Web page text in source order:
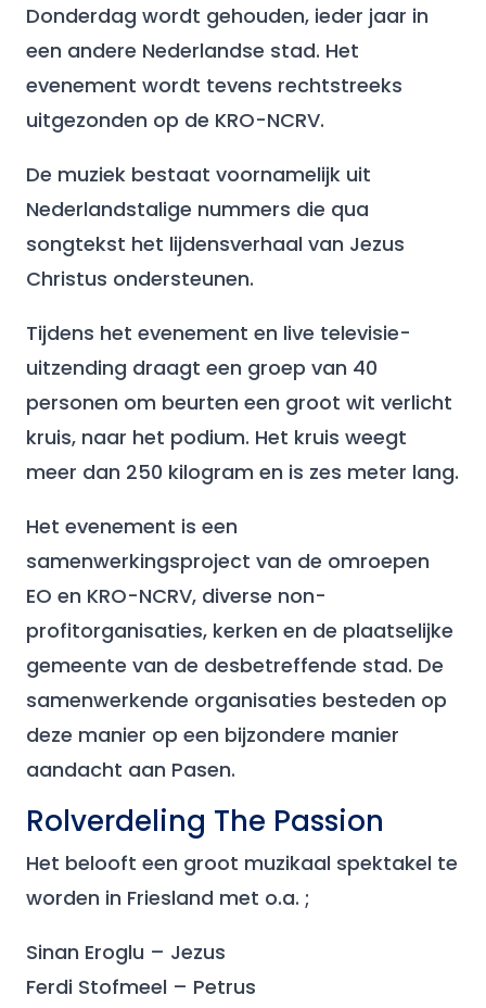
Donderdag wordt gehouden, ieder jaar in
een andere Nederlandse stad. Het
evenement wordt tevens rechtstreeks
uitgezonden op de KRO-NCRV.
De muziek bestaat voornamelijk uit
Nederlandstalige nummers die qua
songtekst het lijdensverhaal van Jezus
Christus ondersteunen.
Tijdens het evenement en live televisie-
uitzending draagt een groep van 40
personen om beurten een groot wit verlicht
kruis, naar het podium. Het kruis weegt
meer dan 250 kilogram en is zes meter lang.
Het evenement is een
samenwerkingsproject van de omroepen
EO en KRO-NCRV, diverse non-
profitorganisaties, kerken en de plaatselijke
gemeente van de desbetreffende stad. De
samenwerkende organisaties besteden op
deze manier op een bijzondere manier
aandacht aan Pasen.
Rolverdeling The Passion
Het belooft een groot muzikaal spektakel te
worden in Friesland met o.a. ;
Sinan Eroglu – Jezus
Ferdi Stofmeel – Petrus